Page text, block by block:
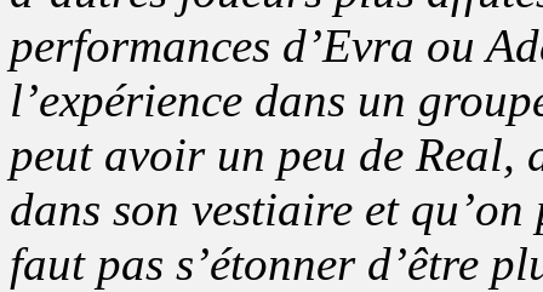
performances d’Evra ou
l’expérience dans un
peut avoir un peu de Real,
dans son vestiaire et
faut pas s’étonner d’être